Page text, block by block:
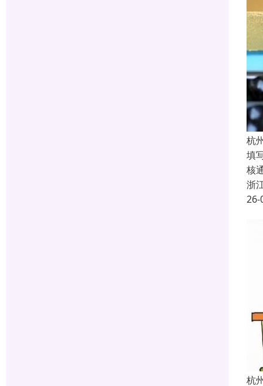
杭
填
核
浙
26-
杭